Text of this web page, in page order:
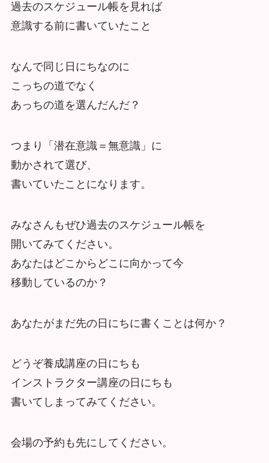
過去のスケジュール帳を見れば
意識する前に書いていたこと
なんで同じ日にちなのに
こっちの道でなく
あっちの道を選んだんだ？
つまり「潜在意識＝無意識」に
動かされて選び、
書いていたことになります。
みなさんもぜひ過去のスケジュール帳を
開いてみてください。
あなたはどこからどこに向かって今
移動しているのか？
あなたがまだ先の日にちに書くことは何か？
どうぞ養成講座の日にちも
インストラクター講座の日にちも
書いてしまってみてください。
会場の予約も先にしてください。